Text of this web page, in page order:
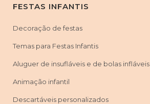
FESTAS INFANTIS
Decoração de festas
Temas para Festas Infantis
Aluguer de insufláveis e de bolas infláveis
Animação infantil
Descartáveis personalizados